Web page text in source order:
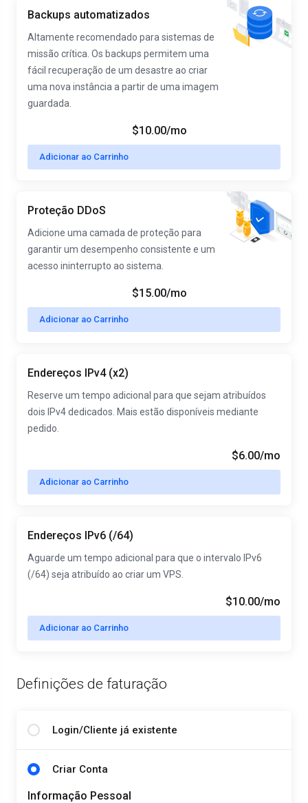
Backups automatizados
Altamente recomendado para sistemas de
missão crítica. Os backups permitem uma
fácil recuperação de um desastre ao criar
uma nova instância a partir de uma imagem
guardada.
Adicionar ao Carrinho
$10.00/mo
Proteção DDoS
Adicione uma camada de proteção para
garantir um desempenho consistente e um
acesso ininterrupto ao sistema.
Adicionar ao Carrinho
$15.00/mo
Endereços IPv4 (x2)
Reserve um tempo adicional para que sejam atribuídos
dois IPv4 dedicados. Mais estão disponíveis mediante
pedido.
Adicionar ao Carrinho
$6.00/mo
Endereços IPv6 (/64)
Aguarde um tempo adicional para que o intervalo IPv6
(/64) seja atribuído ao criar um VPS.
Adicionar ao Carrinho
$10.00/mo
Definições de faturação
Login/Cliente já existente
Criar Conta
Informação Pessoal